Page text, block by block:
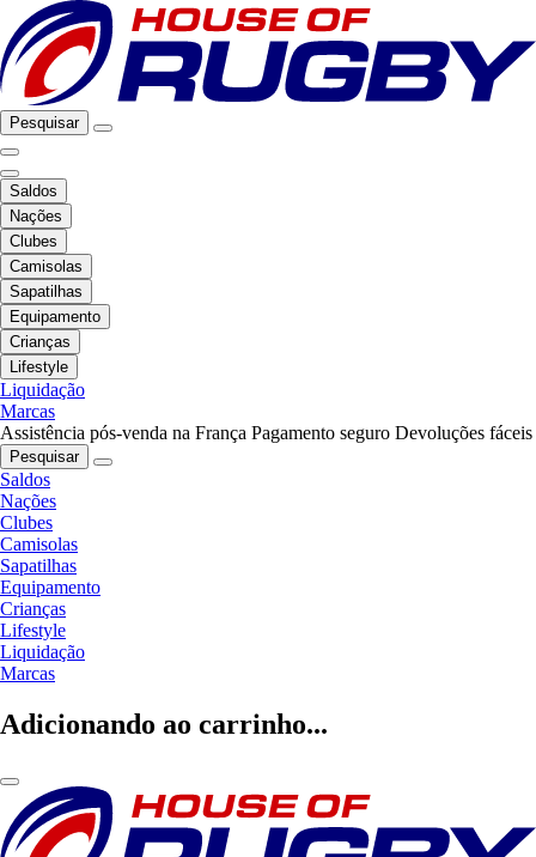
Pesquisar
Saldos
Nações
Clubes
Camisolas
Sapatilhas
Equipamento
Crianças
Lifestyle
Liquidação
Marcas
Assistência pós-venda na França Pagamento seguro Devoluções fáceis
Pesquisar
Saldos
Nações
Clubes
Camisolas
Sapatilhas
Equipamento
Crianças
Lifestyle
Liquidação
Marcas
Adicionando ao carrinho...